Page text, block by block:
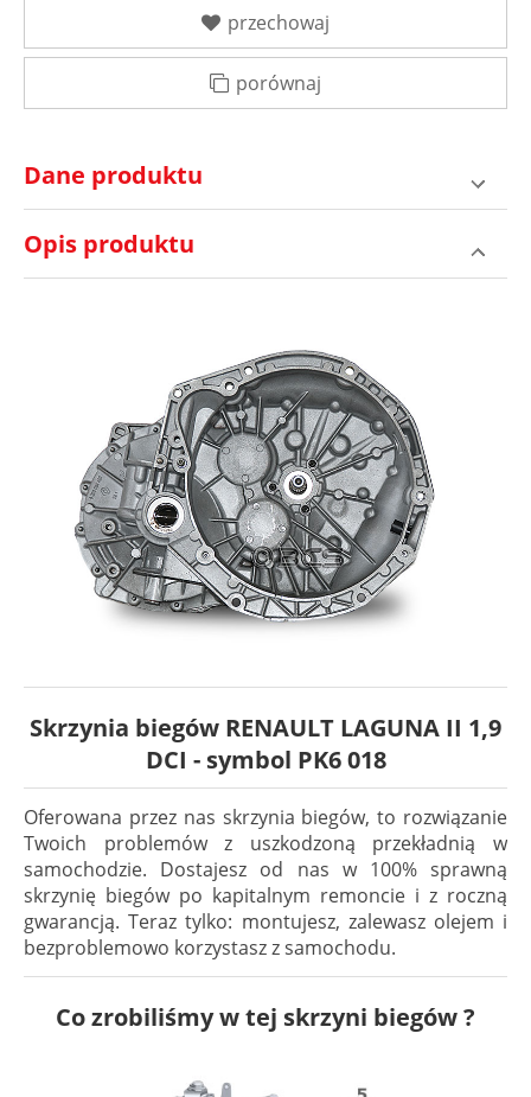
przechowaj
porównaj
Dane produktu
Opis produktu
Skrzynia biegów RENAULT LAGUNA II 1,9
DCI - symbol PK6 018
Oferowana przez nas skrzynia biegów, to rozwiązanie
Twoich problemów z uszkodzoną przekładnią w
samochodzie. Dostajesz od nas w 100% sprawną
skrzynię biegów po kapitalnym remoncie i z roczną
gwarancją. Teraz tylko: montujesz, zalewasz olejem i
bezproblemowo korzystasz z samochodu.
Co zrobiliśmy w tej skrzyni biegów ?